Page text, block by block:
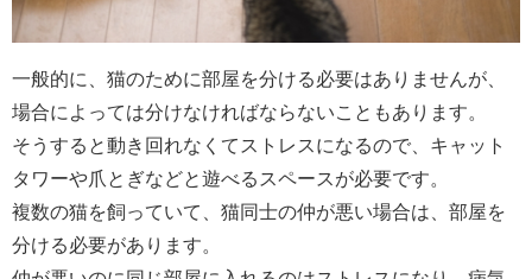
一般的に、猫のために部屋を分ける必要はありませんが、
場合によっては分けなければならないこともあります。
そうすると動き回れなくてストレスになるので、キャット
タワーや爪とぎなどと遊べるスペースが必要です。
複数の猫を飼っていて、猫同士の仲が悪い場合は、部屋を
分ける必要があります。